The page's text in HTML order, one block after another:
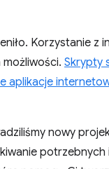
Korzystanie z
Skrypty
aplikacje
nowy